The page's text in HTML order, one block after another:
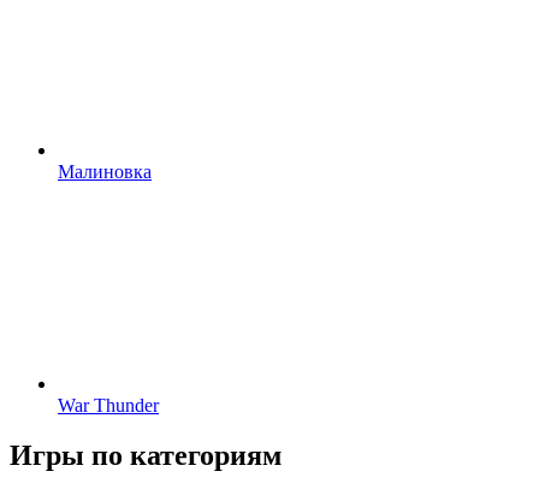
Малиновка
War Thunder
Игры по категориям